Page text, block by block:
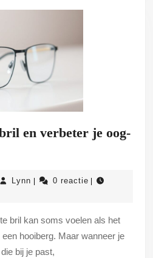
en verbeter je oog-
Lynn Lynn 0 reactie
hooiberg. Maar wanneer je
bij je past,